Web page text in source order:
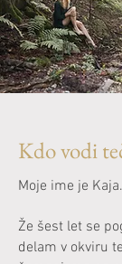
Kdo vodi
Moje ime je Kaja.
Že šest let se
delam v okviru